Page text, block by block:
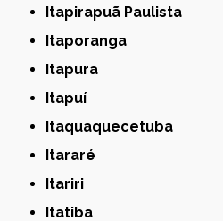
Itapirapuã Paulista
Itaporanga
Itapura
Itapuí
Itaquaquecetuba
Itararé
Itariri
Itatiba